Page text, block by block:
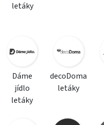
letáky
Dáme
jídlo
letáky
decoDoma
letáky